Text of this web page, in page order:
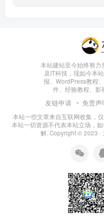
本站建站至今始终努力
及IT科技，现如今本
报、WordPress教程
件、经验教程、影
友链申请 免责声
本站一些文章来自互联网收集，
本站一切资源不代表本站立场，
解. Copyright © 2023 ·